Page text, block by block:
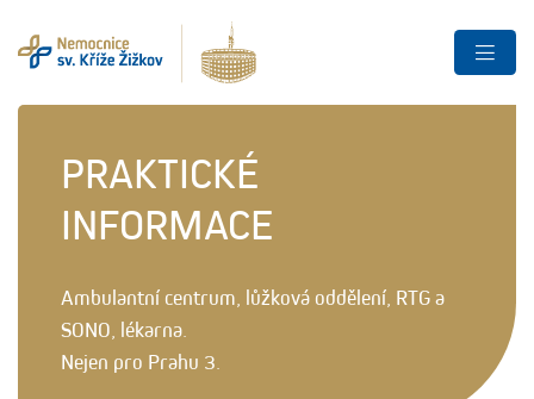
PRAKTICKÉ
INFORMACE
Ambulantní centrum, lůžková oddělení, RTG a
SONO, lékarna.
Nejen pro Prahu 3.